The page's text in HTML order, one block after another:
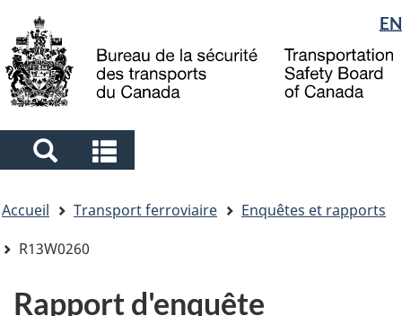
to
main
to
"About
government"
à
la
Sélection
de
la
langue
EN
Search
and
menus
and
menus
êtes
ici
Accueil Transport ferroviaire
Enquêtes et rapports
R13W0260
Rapport d'enquête